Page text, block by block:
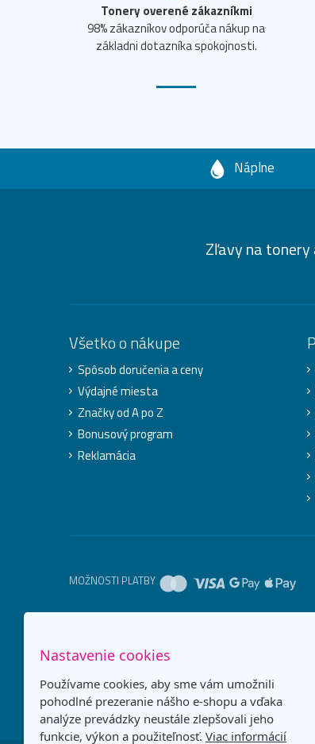
Tonery overené zákazníkmi
98% zákazníkov odporúča nákup na
základni dotazníka spokojnosti.
Náplne
Zľavy na tonery
Všetko o nákupe
Spôsob doručenia a ceny
Výdajné miesta
Značky od A po Z
Bonusový program
Reklamácia
MOŽNOSTI PLATBY
Nastavenie cookies
Používame cookies, aby sme vám umožnili
pohodlné prezeranie nášho e-shopu a vďaka
analýze prevádzky neustále zlepšovali jeho
funkcie, výkon a použiteľnosť. Viac informácií